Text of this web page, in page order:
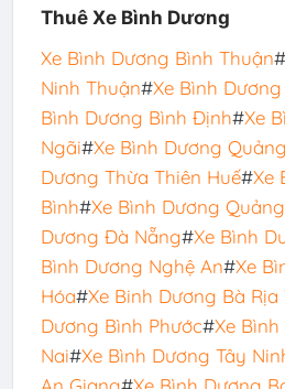
Thuê Xe Bình Dương
Xe Bình Dương Bình Thuận#
Ninh Thuận#Xe Bình
Bình Dương Bình Định#Xe
Ngãi#Xe Bình Dương
Dương Thừa Thiên Huế#Xe
Bình#Xe Bình Dương
Dương Đà Nẵng#Xe Bình
Bình Dương Nghệ An#Xe
Hóa#Xe Binh Dương Bà Rịa
Dương Bình Phước#Xe
Nai#Xe Bình Dương Tây